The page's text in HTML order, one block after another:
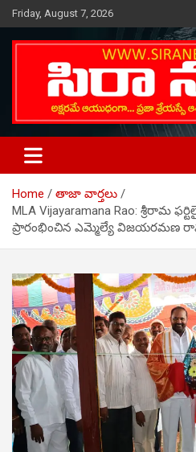
Skip
to
content
Friday, August 7, 2026
SIRA NEWS
Telugu Online News Daily
Home
తాజా వార్తలు
MLA Vijayaramana Rao: శ్రీరామ
ప్రారంభించిన ఎమ్మెల్యే విజయరమణ